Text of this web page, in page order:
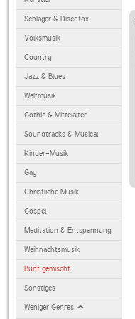
Schlager & Discofox
Volksmusik
Country
Jazz & Blues
Weltmusik
Gothic & Mittelalter
Soundtracks & Musical
Kinder-Musik
Gay
Christliche Musik
Gospel
Meditation & Entspannung
Weihnachtsmusik
Bunt gemischt
Sonstiges
Weniger Genres